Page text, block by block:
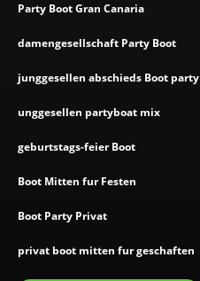
Party Boot Gran Canaria
damengesellschaft Party Boot
junggesellen abschieds Boot party
unggesellen partyboat mix
geburtstags-feier Boot
Boot Mitten fur Festen
Boot Party Privat
privat boot mitten fur geschaften